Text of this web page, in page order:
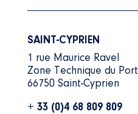
SAINT-CYPRIEN
1 rue Maurice Ravel
Zone Technique du Port
66750 Saint-Cyprien
+ 33 (0)4 68 809 809